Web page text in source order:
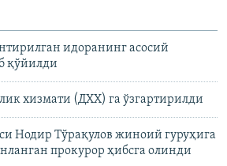
идоранинг асосий
қўйилди
хизмати (ДХХ) га ўзгартирилди
Нодир Тўрақулов жиноий гуруҳига
прокурор ҳибсга олинди